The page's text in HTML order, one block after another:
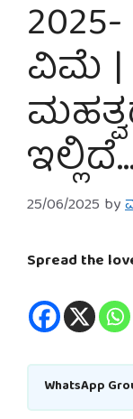
ವಿಮೆ |
25/06/2025 by
Spread the
WhatsApp